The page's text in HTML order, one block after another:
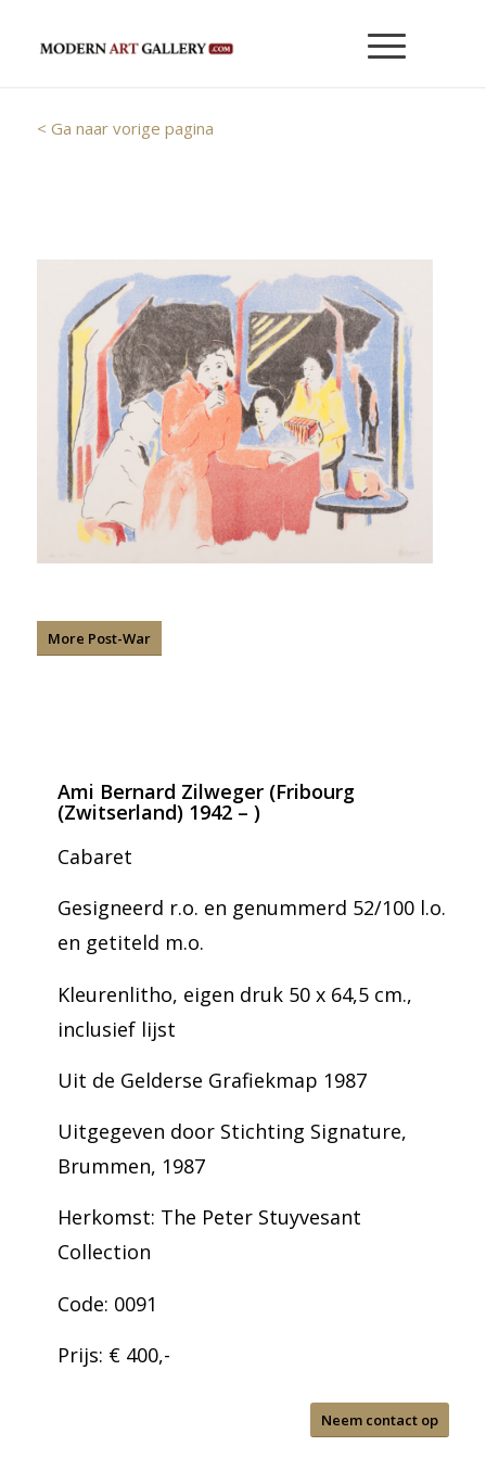
< Ga naar vorige pagina
More Post-War
Ami Bernard Zilweger (Fribourg
(Zwitserland) 1942 – )
Cabaret
Gesigneerd r.o. en genummerd 52/100 l.o.
en getiteld m.o.
Kleurenlitho, eigen druk 50 x 64,5 cm.,
inclusief lijst
Uit de Gelderse Grafiekmap 1987
Uitgegeven door Stichting Signature,
Brummen, 1987
Herkomst: The Peter Stuyvesant
Collection
Code: 0091
Prijs: € 400,-
Neem contact op